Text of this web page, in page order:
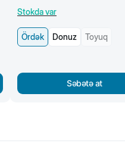
Stokda var
Ördək Donuz Toyuq
Səbətə at